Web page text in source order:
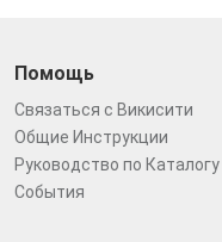
Помощь
Связаться с Викисити
Общие Инструкции
Руководство по Каталогу
События